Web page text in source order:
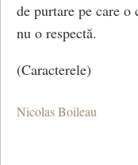
de purtare pe care
nu o respectă.
(Caracterele)
Nicolas Boileau